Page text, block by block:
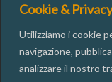
Cookie & Privacy
Utilizziamo i cookie
navigazione,
analizzare il nostro